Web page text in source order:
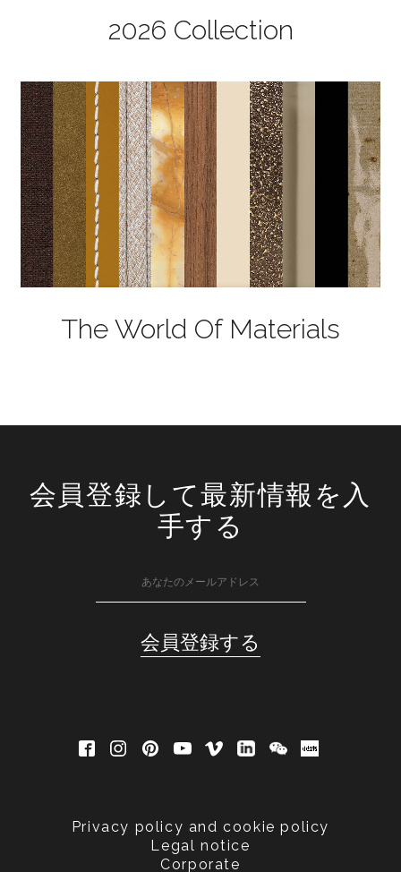
2026 Collection
The World Of Materials
会員登録して最新情報を入
手する
Privacy policy and cookie policy
Legal notice
Corporate